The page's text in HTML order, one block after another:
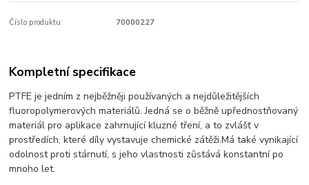
Číslo produktu: 70000227
Kompletní specifikace
PTFE je jedním z nejběžněji používaných a nejdůležitějších
fluoropolymerových materiálů. Jedná se o běžně upřednostňovaný
materiál pro aplikace zahrnující kluzné tření, a to zvlášť v
prostředích, které díly vystavuje chemické zátěži.Má také vynikající
odolnost proti stárnutí, s jeho vlastnosti zůstává konstantní po
mnoho let.